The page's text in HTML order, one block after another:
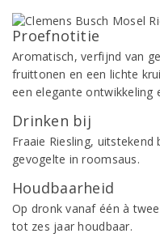
Proefnotitie
Aromatisch, verfijnd van
fruittonen en een lichte
een elegante ontwikkeling
Drinken bij
Fraaie Riesling,
gevogelte in roomsaus.
Houdbaarheid
Op dronk vanaf één à
tot zes jaar houdbaar.